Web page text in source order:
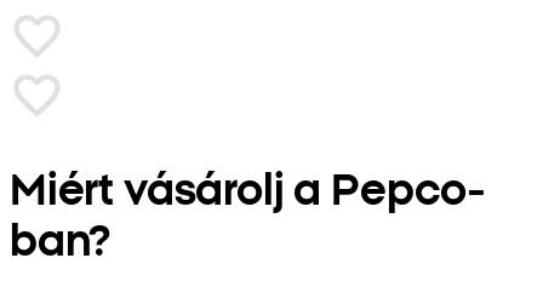
Miért vásárolj a Pepco-
ban?